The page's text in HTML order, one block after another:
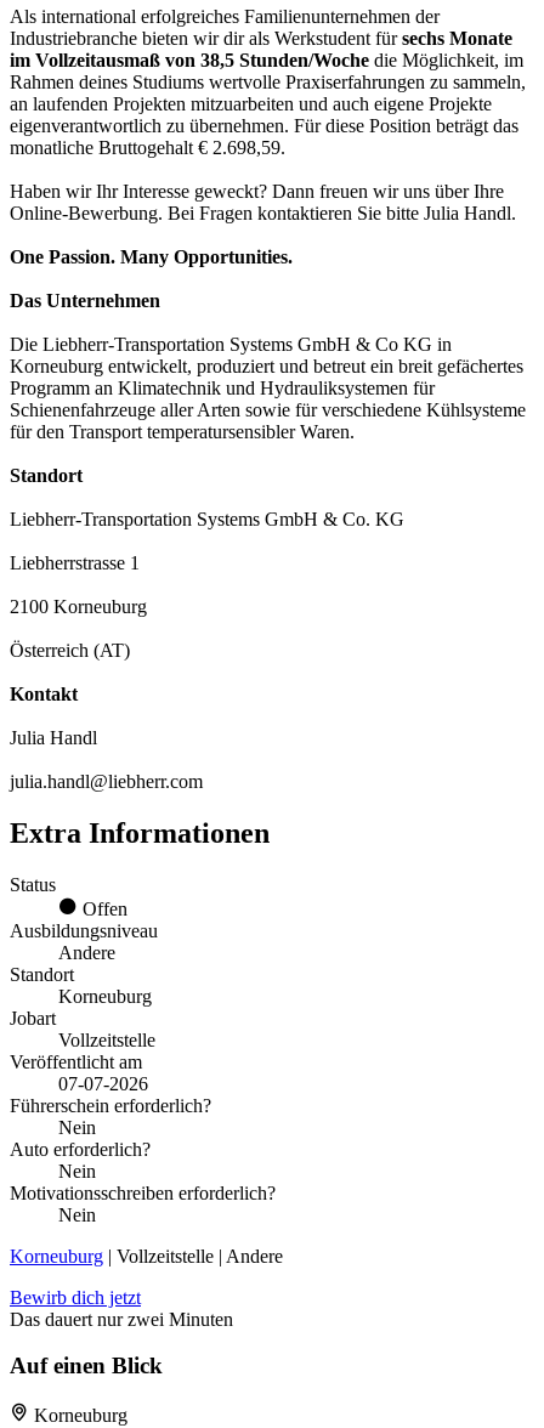
Als international erfolgreiches Familienunternehmen der
Industriebranche bieten wir dir als Werkstudent fürsechs Monate
im Vollzeitausmaß von 38,5 Stunden/Woche die Möglichkeit, im
Rahmen deines Studiums wertvolle Praxiserfahrungen zu sammeln,
an laufenden Projekten mitzuarbeiten und auch eigene Projekte
eigenverantwortlich zu übernehmen. Für diese Position beträgt das
monatliche Bruttogehalt € 2.698,59.
Haben wir Ihr Interesse geweckt? Dann freuen wir uns über Ihre
Online-Bewerbung. Bei Fragen kontaktieren Sie bitte Julia Handl.
One Passion. Many Opportunities.
Das Unternehmen
Die Liebherr-Transportation Systems GmbH & Co KG in
Korneuburg entwickelt, produziert und betreut ein breit gefächertes
Programm an Klimatechnik und Hydrauliksystemen für
Schienenfahrzeuge aller Arten sowie für verschiedene Kühlsysteme
für den Transport temperatursensibler Waren.
Standort
Liebherr-Transportation Systems GmbH & Co. KG
Liebherrstrasse 1
2100 Korneuburg
Österreich (AT)
Kontakt
Julia Handl
julia.handl@liebherr.com
Extra Informationen
Status
Offen
Ausbildungsniveau
Andere
Standort
Korneuburg
Jobart
Vollzeitstelle
Veröffentlicht am
07-07-2026
Führerschein erforderlich?
Nein
Auto erforderlich?
Nein
Motivationsschreiben erforderlich?
Nein
Korneuburg | Vollzeitstelle | Andere
Bewirb dich jetzt
Das dauert nur zwei Minuten
Auf einen Blick
Korneuburg